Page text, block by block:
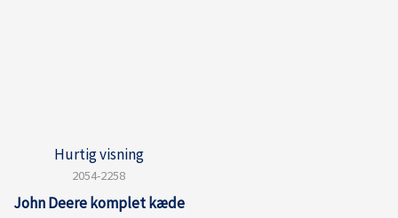
Hurtig visning
2054-2258
John Deere komplet kæde